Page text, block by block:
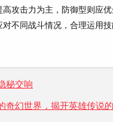
攻击力为主，防御型则应
不同战斗情况，合理运用
秘交响
奇幻世界，揭开英雄传说